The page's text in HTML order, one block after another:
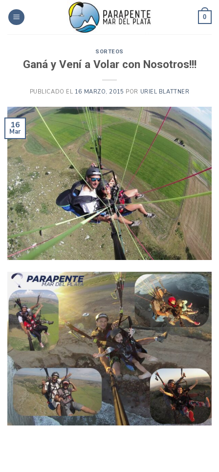
0
SORTEOS
Ganá y Vení a Volar con Nosotros!!!
PUBLICADO EL 16 MARZO, 2015 POR URIEL BLATTNER
16
Mar